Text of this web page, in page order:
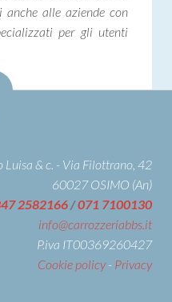
anche alle aziende con
per gli utenti
Luisa & c. - Via Filottrano, 42
60027 OSIMO (An)
2582166/071 7100130
info@carrozzeriabbs.it
P.iva IT00369260427
Cookie policy- Privacy